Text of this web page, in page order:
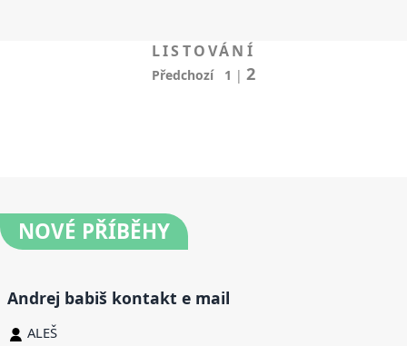
LISTOVÁNÍ
Předchozí 1 | 2
NOVÉ PŘÍBĚHY
Andrej babiš kontakt e mail
ALEŠ